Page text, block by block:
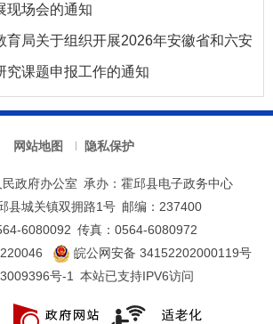
现场会的通知
育局关于组织开展2026年安徽省和六安
究课题申报工作的通知
网站地图 隐私保护
政府办公室 承办：霍邱县电子政务中心
县城关镇双拥路1号 邮编：237400
6080092 传真：0564-6080972
皖公网安备 34152202000119号
号-1
本站已支持IPV6访问